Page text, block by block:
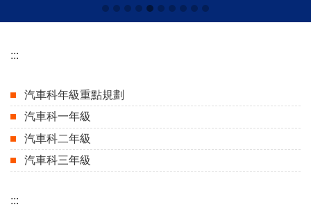
:::
汽車科年級重點規劃
汽車科一年級
汽車科二年級
汽車科三年級
:::